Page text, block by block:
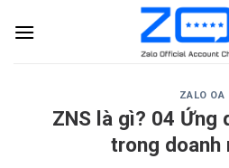
ZALO OA
ZNS là gì? 04 Ứng
trong doanh